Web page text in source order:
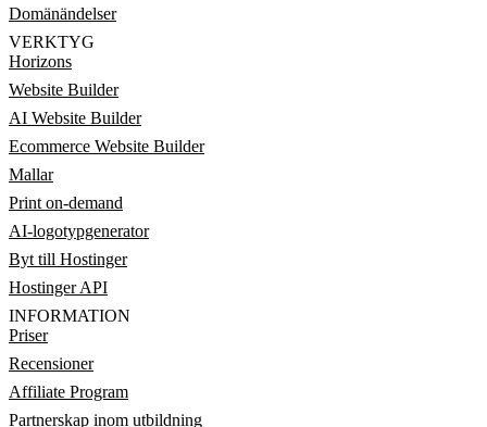
Domänändelser
VERKTYG
Horizons
Website Builder
AI Website Builder
Ecommerce Website Builder
Mallar
Print on-demand
AI-logotypgenerator
Byt till Hostinger
Hostinger API
INFORMATION
Priser
Recensioner
Affiliate Program
Partnerskap inom utbildning